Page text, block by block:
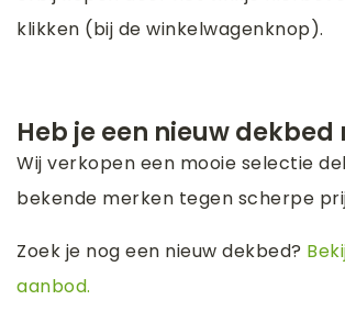
klikken (bij de winkelwagenknop).
Heb je een nieuw dekbed
Wij verkopen een mooie selectie
bekende merken tegen scherpe
Zoek je nog een nieuw dekbed?
aanbod.